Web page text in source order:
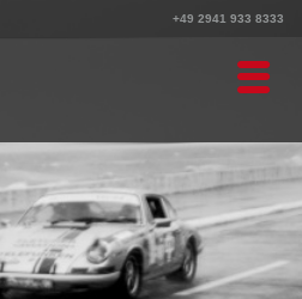
+49 2941 933 8333